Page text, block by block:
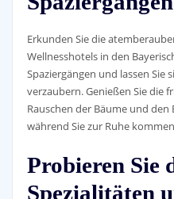
Erkunden Sie die
Wellnesshotels in den
Spaziergängen und lassen
verzaubern. Genießen Sie die
Rauschen der Bäume und
während Sie zur Ruhe
Probieren Sie
Spezialitäten